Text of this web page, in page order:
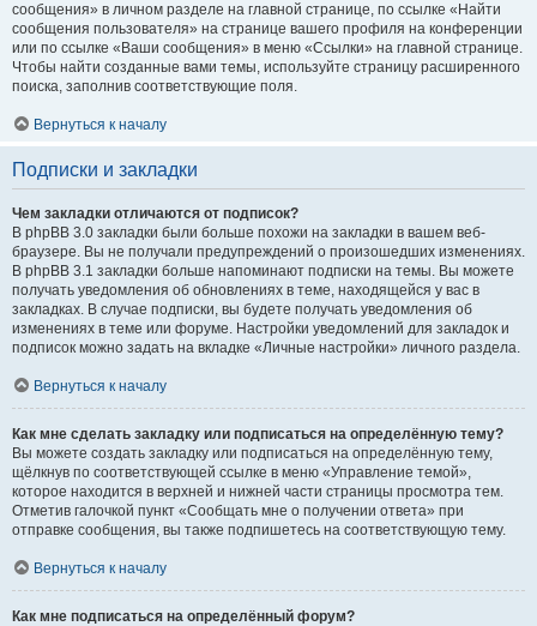
сообщения» в личном разделе на главной странице, по ссылке «Найти
сообщения пользователя» на странице вашего профиля на конференции
или по ссылке «Ваши сообщения» в меню «Ссылки» на главной странице.
Чтобы найти созданные вами темы, используйте страницу расширенного
поиска, заполнив соответствующие поля.
Вернуться к началу
Подписки и закладки
Чем закладки отличаются от подписок?
В phpBB 3.0 закладки были больше похожи на закладки в вашем веб-
браузере. Вы не получали предупреждений о произошедших изменениях.
В phpBB 3.1 закладки больше напоминают подписки на темы. Вы можете
получать уведомления об обновлениях в теме, находящейся у вас в
закладках. В случае подписки, вы будете получать уведомления об
изменениях в теме или форуме. Настройки уведомлений для закладок и
подписок можно задать на вкладке «Личные настройки» личного раздела.
Вернуться к началу
Как мне сделать закладку или подписаться на определённую тему?
Вы можете создать закладку или подписаться на определённую тему,
щёлкнув по соответствующей ссылке в меню «Управление темой»,
которое находится в верхней и нижней части страницы просмотра тем.
Отметив галочкой пункт «Сообщать мне о получении ответа» при
отправке сообщения, вы также подпишетесь на соответствующую тему.
Вернуться к началу
Как мне подписаться на определённый форум?